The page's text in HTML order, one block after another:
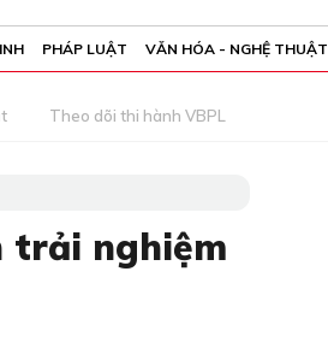
PHÁP LUẬT VĂN HÓA - NGHỆ THUẬT
Theo dõi thi hành VBPL
trải nghiệm